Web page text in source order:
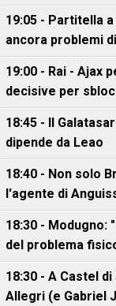
19:05 - Partitella
ancora problemi
19:00 - Rai - Ajax
decisive per
18:45 - Il
dipende da Leao
18:40 - Non solo
l'agente di
18:30 - Modugno:
del problema
18:30 - A Castel
Allegri (e Gabriel